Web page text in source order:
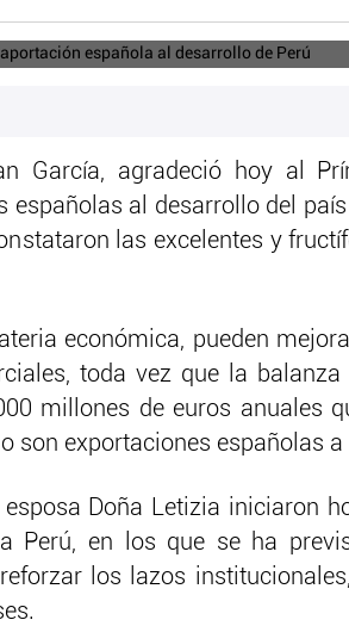
García, agradeció hoy al
españolas al desarrollo del
las excelentes y
económica, pueden
toda vez que la balanza
millones de euros anuales
son exportaciones españolas a
Doña Letizia iniciaron
Perú, en los que se ha
los lazos